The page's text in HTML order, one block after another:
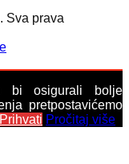
. Sva prava
bi osigurali bolje
pretpostavićemo
Prihvati Pročitaj više